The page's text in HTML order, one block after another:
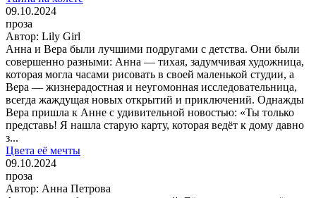
09.10.2024
проза
Автор: Lily Girl
Анна и Вера были лучшими подругами с детства. Они были
совершенно разными: Анна — тихая, задумчивая художница,
которая могла часами рисовать в своей маленькой студии, а
Вера — жизнерадостная и неугомонная исследовательница,
всегда жаждущая новых открытий и приключений. Однажды
Вера пришла к Анне с удивительной новостью: «Ты только
представь! Я нашла старую карту, которая ведёт к дому давно
з...
Цвета её мечты
09.10.2024
проза
Автор: Анна Петрова